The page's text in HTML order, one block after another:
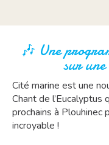
🎶 Une
sur
Cité marine est une
Chant de
prochains à Plouhinec
incroyable !